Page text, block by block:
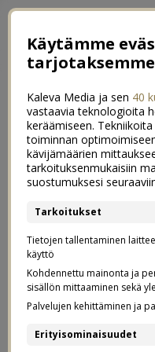
←4x nopeat ja helpot
Menee
yllätyksiltä
25.06.2020
Keittiöremppa on
kokkaillaan
Käytämme
Kaleva Media ja sen 40
vastaavia teknologioita
keräämiseen.
toiminnan
kävijämäärien
tarkoituksenmukaisiin
suostumuksesi
Tarkoitukset
Tietojen tallentaminen
käyttö
Kohdennettu mainonta ja
sisällön mittaaminen sekä
Palvelujen kehittäminen ja
Erityisominaisuudet